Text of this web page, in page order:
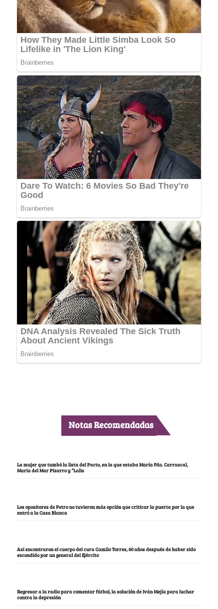
Notas Recomendadas
La mujer que tumbó la lista del Pacto, en la que estaba María Fda. Carrascal,
María del Mar Pizarro y “Lalis
Los opositores de Petro no tuvieron más opción que criticar la puerta por la que
entró a la Casa Blanca
Así encontraron el cuerpo del cura Camilo Torres, 60 años después de haber sido
escondido por un general del Ejército
Regresar a la radio para comentar fútbol, la solución de Iván Mejía para luchar
contra la depresión